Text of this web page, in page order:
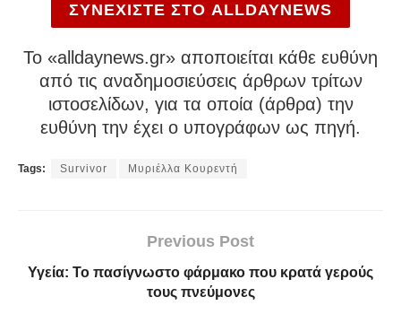
ΣΥΝΕΧΙΣΤΕ ΣΤΟ ALLDAYNEWS
To «alldaynews.gr» αποποιείται κάθε ευθύνη
από τις αναδημοσιεύσεις άρθρων τρίτων
ιστοσελίδων, για τα οποία (άρθρα) την
ευθύνη την έχει ο υπογράφων ως πηγή.
Tags: Survivor Μυριέλλα Κουρεντή
Previous Post
Υγεία: Το πασίγνωστο φάρμακο που κρατά γερούς
τους πνεύμονες